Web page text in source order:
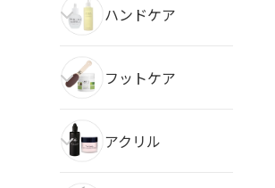
ハンドケア
フットケア
アクリル